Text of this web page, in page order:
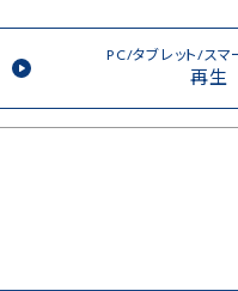
PC/タブレット/スマ
再生